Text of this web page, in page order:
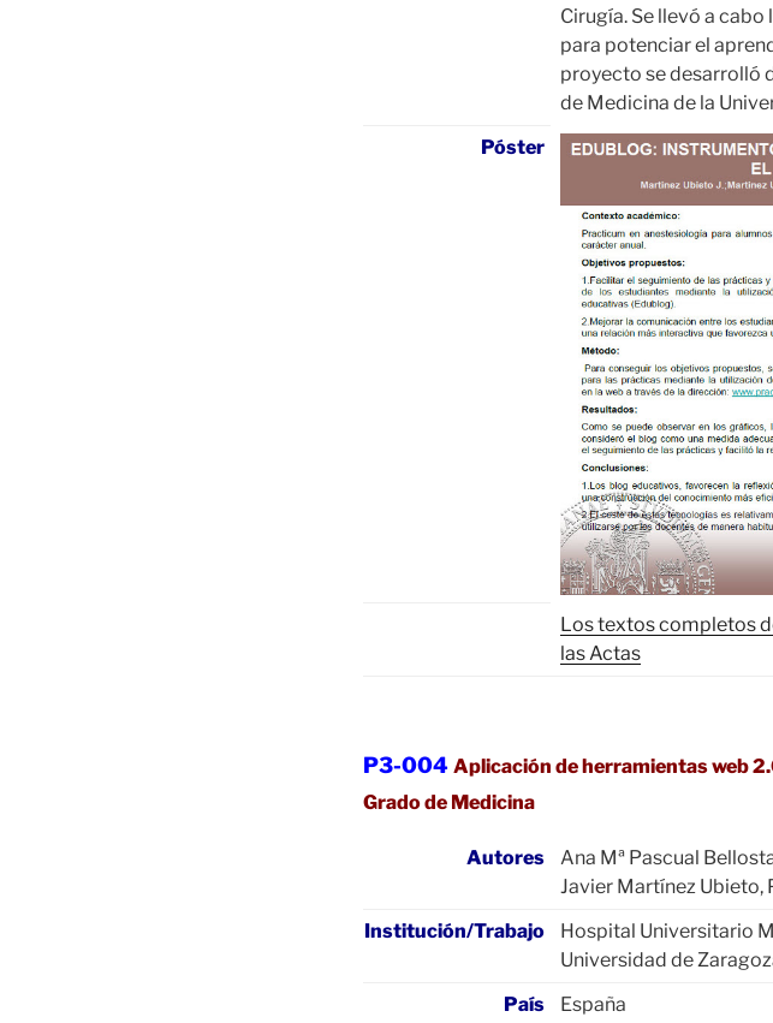
Cirugía. Se llevó a
para potenciar el
proyecto se desarrolló
de Medicina de la
Póster
Los textos completos
las Actas
P3-004 Aplicación de herramientas web
Grado de Medicina
Autores
Ana Mª Pascual
Javier Martínez Ubieto,
Institución/Trabajo
Hospital Universitario
Universidad de
País
España